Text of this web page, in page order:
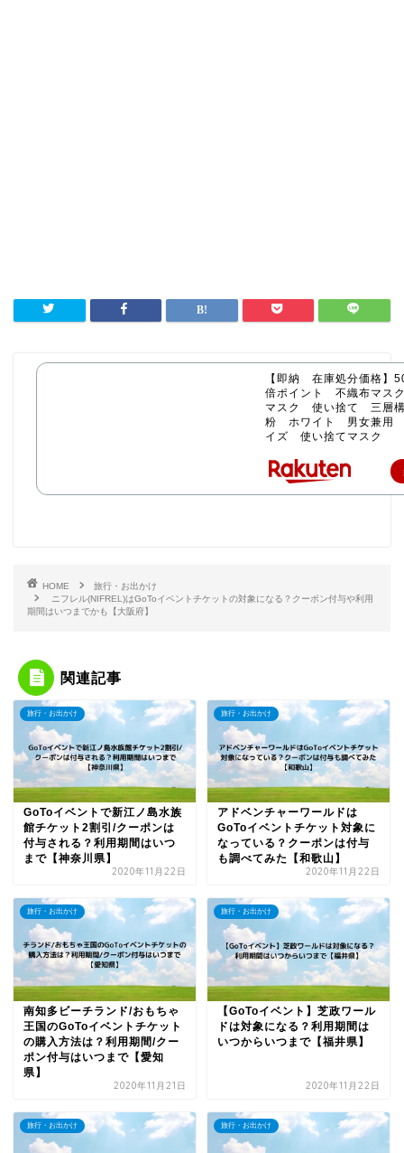
【即納 在庫処分価格
倍ポイント 不織布マ
マスク 使い捨て 三層
粉 ホワイト 男女兼用
イズ 使い捨てマスク
HOME
旅行・お出かけ
ニフレル(NIFREL)はGoToイベントチケットの対象になる？クーポン付与や利用
期間はいつまでかも【大阪府】
関連記事
旅行・お出かけ
GoToイベントで新江ノ島水族
館チケット2割引/クーポンは
付与される？利用期間はいつ
まで【神奈川県】
2020年11月22日
旅行・お出かけ
アドベンチャーワールドは
GoToイベントチケット対象に
なっている？クーポンは付与
も調べてみた【和歌山】
2020年11月22日
旅行・お出かけ
南知多ビーチランド/おもちゃ
王国のGoToイベントチケット
の購入方法は？利用期間/クー
ポン付与はいつまで【愛知
県】
2020年11月21日
旅行・お出かけ
【GoToイベント】芝政ワール
ドは対象になる？利用期間は
いつからいつまで【福井県】
2020年11月22日
旅行・お出かけ 旅行・お出かけ